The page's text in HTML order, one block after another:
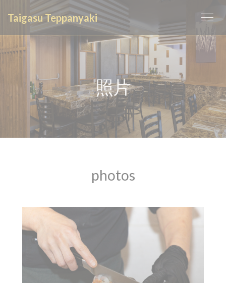
Taigasu Teppanyaki
照片
photos